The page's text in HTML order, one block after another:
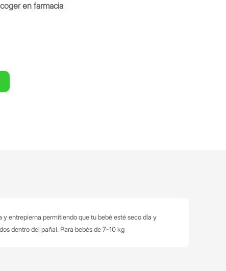
en farmacia
y entrepierna permitiendo que tu bebé esté seco día y
dentro del pañal. Para bebés de 7-10 kg